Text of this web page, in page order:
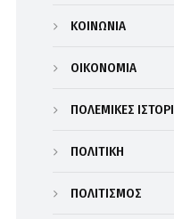
ΚΟΙΝΩΝΙΑ
ΟΙΚΟΝΟΜΙΑ
ΠΟΛΕΜΙΚΕΣ
ΠΟΛΙΤΙΚΗ
ΠΟΛΙΤΙΣΜΟΣ